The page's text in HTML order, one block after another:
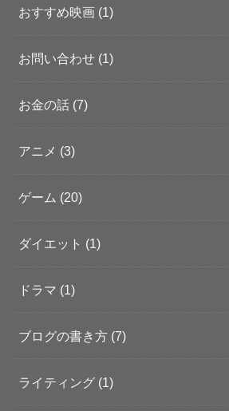
おすすめ映画 (1)
お問い合わせ (1)
お金の話 (7)
アニメ (3)
ゲーム (20)
ダイエット (1)
ドラマ (1)
ブログの書き方 (7)
ライティング (1)